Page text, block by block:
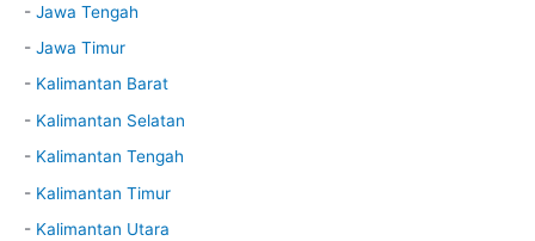
- Jawa Tengah
- Jawa Timur
- Kalimantan Barat
- Kalimantan Selatan
- Kalimantan Tengah
- Kalimantan Timur
- Kalimantan Utara